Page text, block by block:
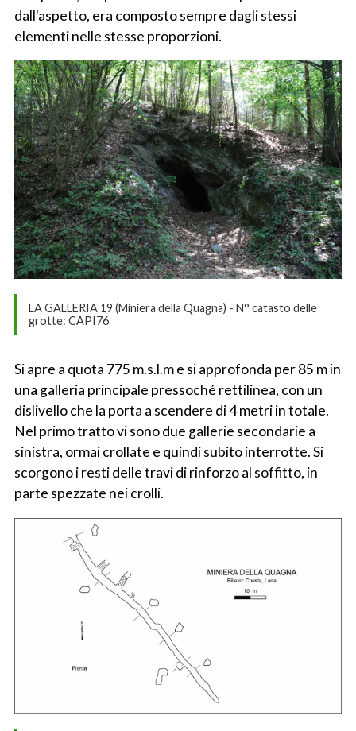
dall'aspetto, era composto sempre dagli stessi
elementi nelle stesse proporzioni.
LA GALLERIA 19 (Miniera della Quagna) - N° catasto delle
grotte: CAPI76
Si apre a quota 775 m.s.l.m e si approfonda per 85 m in
una galleria principale pressoché rettilinea, con un
dislivello che la porta a scendere di 4 metri in totale.
Nel primo tratto vi sono due gallerie secondarie a
sinistra, ormai crollate e quindi subito interrotte. Si
scorgono i resti delle travi di rinforzo al soffitto, in
parte spezzate nei crolli.